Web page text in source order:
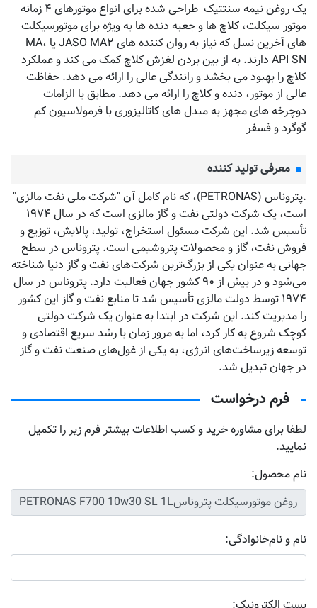
یک روغن نیمه سنتتیک طراحی شده برای انواع موتورهای ۴ زمانه
موتور سیکلت، کلاچ ها و جعبه دنده ها به ویژه برای موتورسیکلت
های آخرین نسل که نیاز به روان کننده های JASO MA۲ یا MA،
API SN دارند. به از بین بردن لغزش کلاچ کمک می کند و عملکرد
کلاچ را بهبود می بخشد و رانندگی عالی را ارائه می دهد. حفاظت
عالی از موتور، دنده و کلاچ را ارائه می دهد. مطابق با الزامات
دوچرخه های مجهز به مبدل های کاتالیزوری با فرمولاسیون کم
گوگرد و فسفر
معرفی تولید کننده
.پتروناس (PETRONAS)، که نام کامل آن "شرکت ملی نفت مالزی"
است، یک شرکت دولتی نفت و گاز مالزی است که در سال ۱۹۷۴
تأسیس شد. این شرکت مسئول استخراج، تولید، پالایش، توزیع و
فروش نفت، گاز و محصولات پتروشیمی است. پتروناس در سطح
جهانی به عنوان یکی از بزرگ‌ترین شرکت‌های نفت و گاز دنیا شناخته
می‌شود و در بیش از ۹۰ کشور جهان فعالیت دارد. پتروناس در سال
۱۹۷۴ توسط دولت مالزی تأسیس شد تا منابع نفت و گاز این کشور
را مدیریت کند. این شرکت در ابتدا به عنوان یک شرکت دولتی
کوچک شروع به کار کرد، اما به مرور زمان با رشد سریع اقتصادی و
توسعه زیرساخت‌های انرژی، به یکی از غول‌های صنعت نفت و گاز
در جهان تبدیل شد.
فرم درخواست
لطفا برای مشاوره خرید و کسب اطلاعات بیشتر فرم زیر را تکمیل
نمایید.
نام محصول:
نام و نام‌خانوادگی: